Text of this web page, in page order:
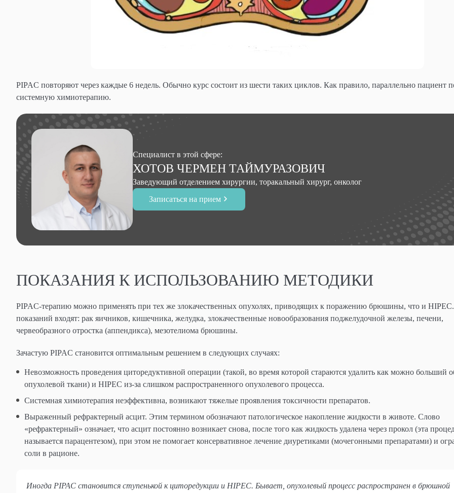
PIPAC повторяют через каждые 6 недель. Обычно курс состоит из шести таких циклов. Как правило, параллельно пациент
системную химиотерапию.
Специалист в этой сфере:
ХОТОВ ЧЕРМЕН ТАЙМУРАЗОВИЧ
Заведующий отделением хирургии, торакальный хирург, онколог
Записаться на прием
ПОКАЗАНИЯ К ИСПОЛЬЗОВАНИЮ МЕТОДИКИ
PIPAC-терапию можно применять при тех же злокачественных опухолях, приводящих к поражению брюшины, что и
показаний входят: рак яичников, кишечника, желудка, злокачественные новообразования поджелудочной железы, печени,
червеобразного отростка (аппендикса), мезотелиома брюшины.
Зачастую PIPAC становится оптимальным решением в следующих случаях:
Невозможность проведения циторедуктивной операции (такой, во время которой стараются удалить как можно больший
опухолевой ткани) и HIPEC из-за слишком распространенного опухолевого процесса.
Системная химиотерапия неэффективна, возникают тяжелые проявления токсичности препаратов.
Выраженный рефрактерный асцит. Этим термином обозначают патологическое накопление жидкости в животе. Слово
«рефрактерный» означает, что асцит постоянно возникает снова, после того как жидкость удалена через прокол (эта
называется парацентезом), при этом не помогает консервативное лечение диуретиками (мочегонными препаратами) и
соли в рационе.
Иногда PIPAC становится ступенькой к циторедукции и HIPEC. Бывает, опухолевый процесс распространен в брюшной